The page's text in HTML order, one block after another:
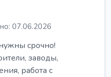
07.06.2026
срочно!
заводы,
работа с